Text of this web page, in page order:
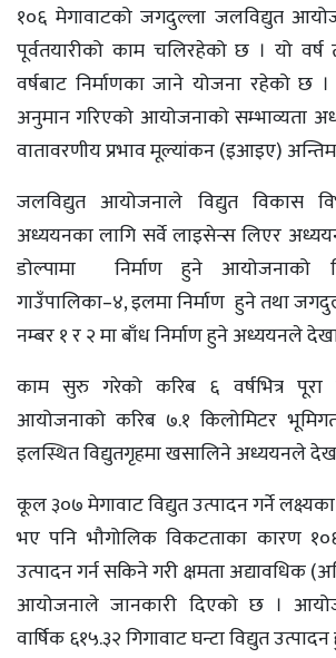
१०६ मेगावाटको जगदुल्ला जलविद्युत
पूर्वतयारीको काम चलिरहेको छ । यो
वर्षबाट निर्माणका जाने योजना रहेको छ
अनुमान गरिएको आयोजनाको सम्भाव्यता
वातावरणीय प्रभाव मूल्यांकन (इआइए)
जलविद्युत आयोजनाले विद्युत विकास
अध्ययनका लागि सर्वे लाइसेन्स लिएर
डोल्पामा निर्माण हुने आयोजनाको
गाउँपालिका–४, इलमा निर्माण हुने तथा
नम्बर १ र २ मा बाँध निर्माण हुने अध्ययनले
काम सुरु गरेको करिब ६ वर्षभित्र पूरा
आयोजनाको करिब ७.१ किलोमिटर
इलस्थित विद्युतगृहमा खसालिने अध्ययनले
कूल ३०७ मेगावाट विद्युत उत्पादन गर्ने
भए पनि भौगोलिक विकटताका कारण १०६
उत्पादन गर्न सकिने गरी क्षमता अद्यावधिक
आयोजनाले जानकारी दिएको छ ।
वार्षिक ६१५.३२ गिगावाट घन्टा विद्युत